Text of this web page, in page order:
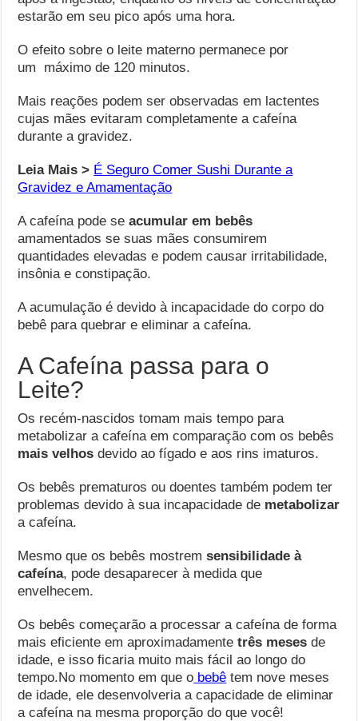
estarão em seu pico após uma hora.
O efeito sobre o leite materno permanece por
um máximo de 120 minutos.
Mais reações podem ser observadas em lactentes
cujas mães evitaram completamente a cafeína
durante a gravidez.
Leia Mais > É Seguro Comer Sushi Durante a
Gravidez e Amamentação
A cafeína pode se acumular em bebês
amamentados se suas mães consumirem
quantidades elevadas e podem causar irritabilidade,
insônia e constipação.
A acumulação é devido à incapacidade do corpo do
bebê para quebrar e eliminar a cafeína.
A Cafeína passa para o
Leite?
Os recém-nascidos tomam mais tempo para
metabolizar a cafeína em comparação com os bebês
mais velhos devido ao fígado e aos rins imaturos.
Os bebês prematuros ou doentes também podem ter
problemas devido à sua incapacidade de metabolizar
a cafeína.
Mesmo que os bebês mostremsensibilidade à
cafeína, pode desaparecer à medida que
envelhecem.
Os bebês começarão a processar a cafeína de forma
mais eficiente em aproximadamentetrês meses de
idade, e isso ficaria muito mais fácil ao longo do
tempo.No momento em que o bebê tem nove meses
de idade, ele desenvolveria a capacidade de eliminar
a cafeína na mesma proporção do que você!